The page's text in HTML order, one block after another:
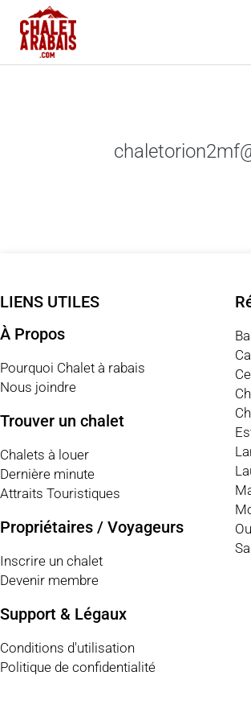
LIENS UTILES
À Propos
Pourquoi Chalet à rabais
Nous joindre
Trouver un chalet
Chalets à louer
Dernière minute
Attraits Touristiques
Propriétaires / Voyageurs
Inscrire un chalet
Devenir membre
Support & Légaux
Conditions d'utilisation
Politique de confidentialité